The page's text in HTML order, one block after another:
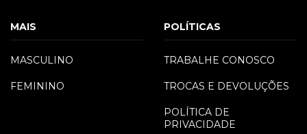
MAIS
MASCULINO
FEMININO
POLÍTICAS
TRABALHE CONOSCO
TROCAS E DEVOLUÇÕES
POLÍTICA DE
PRIVACIDADE